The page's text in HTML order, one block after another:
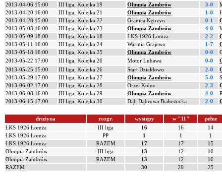
2013-04-06 15:00
III liga, Kolejka 19 Olimpia Zambrów 3-0
2013-04-20 16:00
III liga, Kolejka 21 Olimpia Zambrów 1-0
2013-04-28 15:00
III liga, Kolejka 22 Granica Kętrzyn 0-1
2013-05-03 16:00
III liga, Kolejka 23 Olimpia Zambrów 4-0
2013-05-09 18:00
III liga, Kolejka 18 ŁKS 1926 Łomża 2-2
2013-05-11 16:00
III liga, Kolejka 24 Warmia Grajewo 1-7
2013-05-18 16:00
III liga, Kolejka 25 Olimpia Zambrów 0-0
2013-05-22 17:00
III liga, Kolejka 20 Motor Lubawa 0-0
2013-05-25 15:00
III liga, Kolejka 26 Start Działdowo 2-0
2013-05-29 17:00
III liga, Kolejka 27 Olimpia Zambrów 5-0
2013-06-02 17:00
III liga, Kolejka 28 Orzeł Kolno 2-3
2013-06-08 16:00
III liga, Kolejka 29 Olimpia Zambrów 4-0
2013-06-15 17:00
III liga, Kolejka 30 Dąb Dąbrowa Białostocka 2-0
drużyna rozgr. występy w "11"
pełne
ŁKS 1926 Łomża
III liga 16 16
14
ŁKS 1926 Łomża
PP 1 1
1
ŁKS 1926 Łomża
RAZEM 17 17
15
Olimpia Zambrów
III liga 13 12
10
Olimpia Zambrów
RAZEM 13 12
10
RAZEM
30 29 25